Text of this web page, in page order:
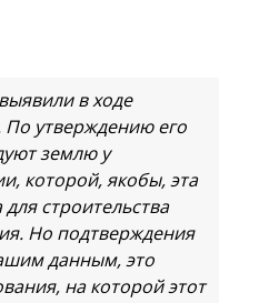
в ходе
По утверждению его
землю у
которой, якобы, эта
строительства
Но подтверждения
данным, это
на которой этот